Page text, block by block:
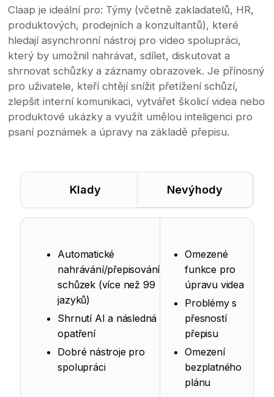
Claap je ideální pro: Týmy (včetně zakladatelů, HR,
produktových, prodejních a konzultantů), které
hledají asynchronní nástroj pro video spolupráci,
který by umožnil nahrávat, sdílet, diskutovat a
shrnovat schůzky a záznamy obrazovek. Je přínosný
pro uživatele, kteří chtějí snížit přetížení schůzí,
zlepšit interní komunikaci, vytvářet školicí videa nebo
produktové ukázky a využít umělou inteligenci pro
psaní poznámek a úpravy na základě přepisu.
Klady Nevýhody
Automatické
nahrávání/přepisování
schůzek (více než 99
jazyků)
Shrnutí AI a následná
opatření
Dobré nástroje pro
spolupráci
Omezené
funkce pro
úpravu videa
Problémy s
přesností
přepisu
Omezení
bezplatného
plánu